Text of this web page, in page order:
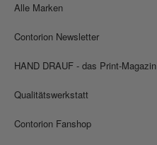
Alle Marken
Contorion Newsletter
HAND DRAUF - das Print-Magazin
Qualitätswerkstatt
Contorion Fanshop